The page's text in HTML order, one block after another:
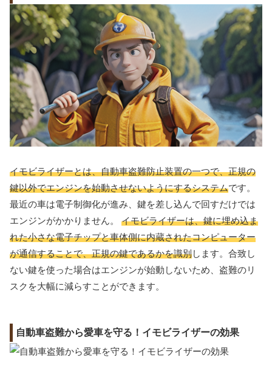
イモビライザーとは、自動車盗難防止装置の一つで、正規の
鍵以外でエンジンを始動させないようにするシステムです。
最近の車は電子制御化が進み、鍵を差し込んで回すだけでは
エンジンがかかりません。 イモビライザーは、鍵に埋め込ま
れた小さな電子チップと車体側に内蔵されたコンピューター
が通信することで、正規の鍵であるかを識別します。合致し
ない鍵を使った場合はエンジンが始動しないため、盗難のリ
スクを大幅に減らすことができます。
自動車盗難から愛車を守る！イモビライザーの効果